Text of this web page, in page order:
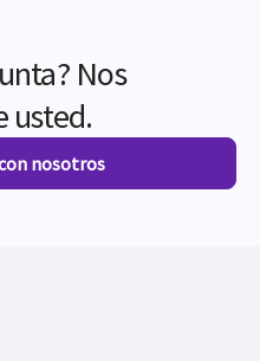
Nos
usted.
nosotros